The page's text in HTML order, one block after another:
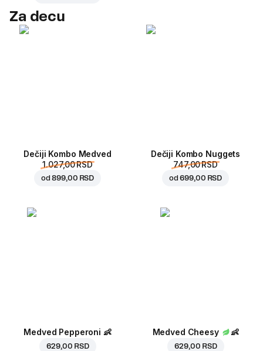
Za decu
Dečiji Kombo Medved
1.027,00 RSD
od899,00 RSD
Dečiji Kombo Nuggets
747,00 RSD
od699,00 RSD
Medved Pepperoni 👶
629,00 RSD
Medved Cheesy 👶
629,00 RSD